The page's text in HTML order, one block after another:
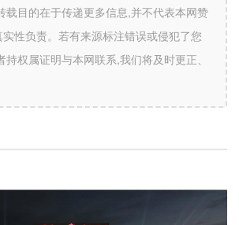
载目的在于传递更多信息,并不代表本网赞
性负责。若有来源标注错误或侵犯了您
权属证明与本网联系,我们将及时更正、